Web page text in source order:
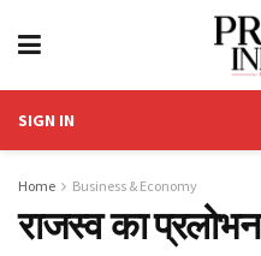
SIGN IN
Home Business & Economy
राजस्व का प्रलोभन